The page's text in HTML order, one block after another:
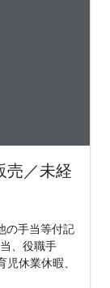
売／未経
の手当等付記
、役職手
休業休暇、